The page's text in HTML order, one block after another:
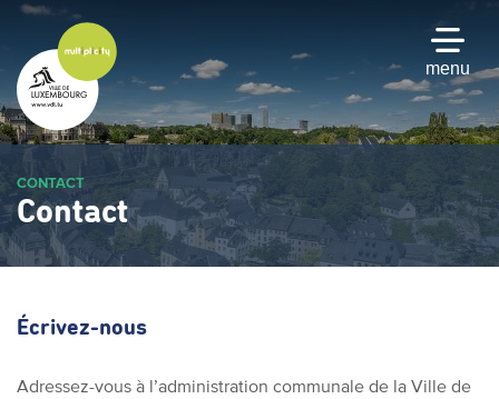
Passer
contenu
principal
menu
CONTACT
Contact
Écrivez-nous
Adressez-vous à l’administration communale de la Ville de